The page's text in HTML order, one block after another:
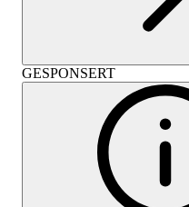
GESPONSERT